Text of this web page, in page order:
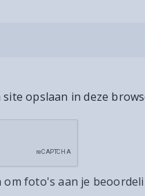
opslaan in deze
om foto's aan je